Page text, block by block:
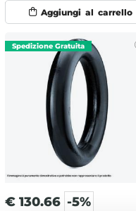
€ 130.66 -5%